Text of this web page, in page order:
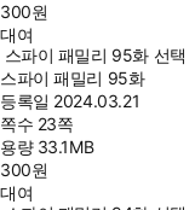
300원
대여
스파이 패밀리 95화 선택
스파이 패밀리 95화
등록일 2024.03.21
쪽수 23쪽
용량 33.1MB
300원
대여